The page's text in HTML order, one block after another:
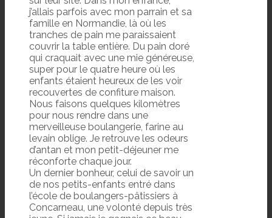
j’allais parfois avec mon parrain et sa
famille en Normandie, là où les
tranches de pain me paraissaient
couvrir la table entière. Du pain doré
qui craquait avec une mie généreuse,
super pour le quatre heure où les
enfants étaient heureux de les voir
recouvertes de confiture maison.
Nous faisons quelques kilomètres
pour nous rendre dans une
merveilleuse boulangerie, farine au
levain oblige. Je retrouve les odeurs
d’antan et mon petit-déjeuner me
réconforte chaque jour.
Un dernier bonheur, celui de savoir un
de nos petits-enfants entré dans
l’école de boulangers-pâtissiers à
Concarneau, une volonté depuis très